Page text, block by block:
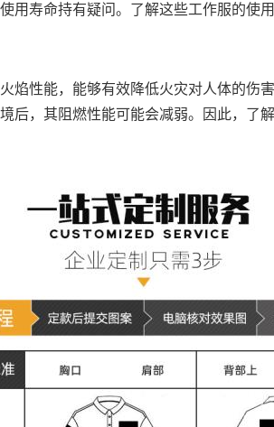
用寿命持有疑问。了解这些工作服的使
焰性能，能够有效降低火灾对人体的
，其阻燃性能可能会减弱。因此，了